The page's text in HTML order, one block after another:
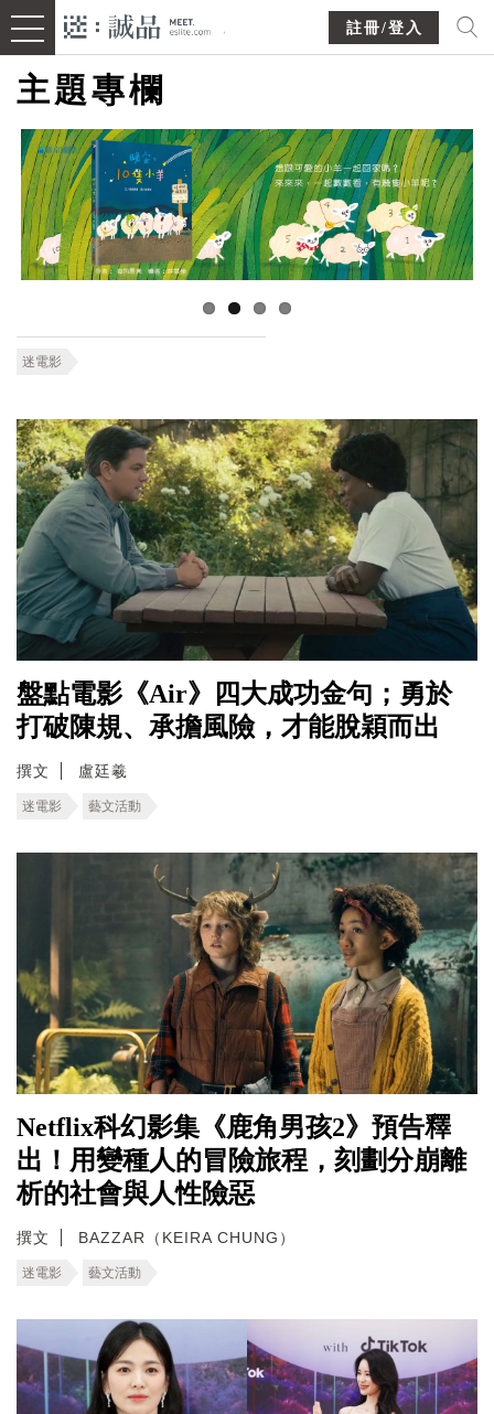
註冊/登入
主題專欄
迷電影
盤點電影《Air》四大成功金句；勇於
打破陳規、承擔風險，才能脫穎而出
撰文 盧廷羲
迷電影 藝文活動
Netflix科幻影集《鹿角男孩2》預告釋
出！用變種人的冒險旅程，刻劃分崩離
析的社會與人性險惡
撰文 BAZZAR（KEIRA CHUNG）
迷電影 藝文活動